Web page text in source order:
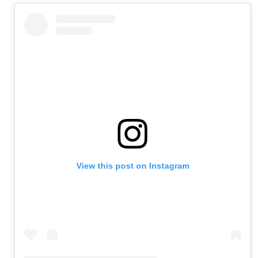
View this post on Instagram